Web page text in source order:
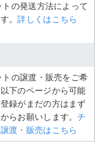
トの発送方法によって
。詳しくはこちら
トの譲渡・販売をご希
下のページから可能
録がまだの方はまず
らお願いします。チ
渡・販売はこちら